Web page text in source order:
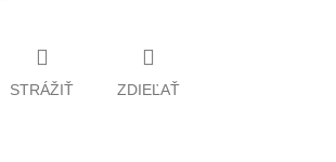
STRÁŽIŤ ZDIEĽAŤ